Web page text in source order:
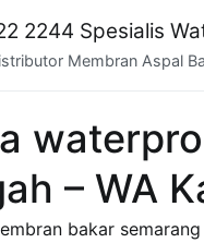
2244 Spesialis
Membran Aspal
– WA
bakar semarang